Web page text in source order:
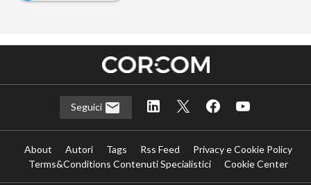
Seguici
About Autori Tags Rss Feed
Privacy e Cookie Policy
Terms&Conditions Contenuti Specialistici
Cookie Center